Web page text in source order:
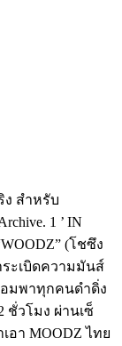
ง สำหรับ
1 ’ IN
(โชซึง
ระเบิดความมันส์
อมพาทุกคนดำดิ่ง
ชั่วโมง ผ่านเซ็
า MOODZ ไทย